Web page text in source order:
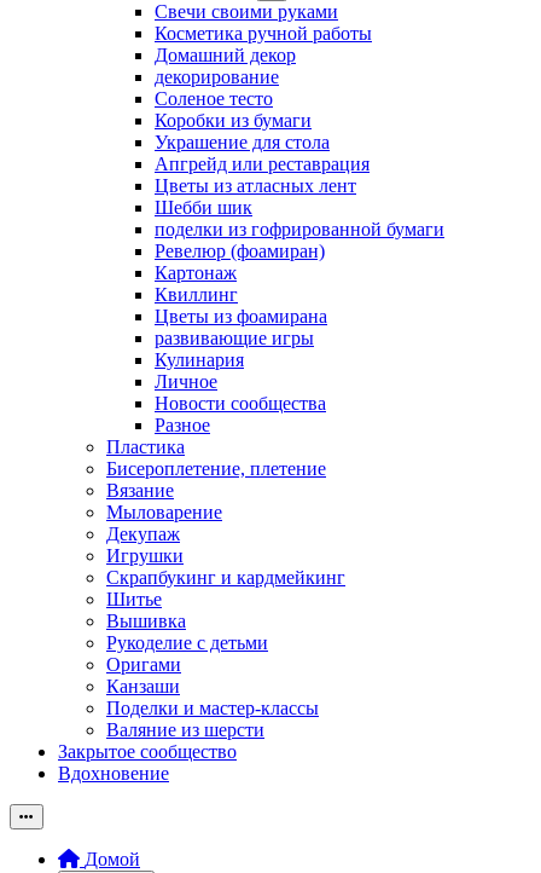
Свечи своими руками
Косметика ручной работы
Домашний декор
декорирование
Соленое тесто
Коробки из бумаги
Украшение для стола
Апгрейд или реставрация
Цветы из атласных лент
Шебби шик
поделки из гофрированной бумаги
Ревелюр (фоамиран)
Картонаж
Квиллинг
Цветы из фоамирана
развивающие игры
Кулинария
Личное
Новости сообщества
Разное
Пластика
Бисероплетение, плетение
Вязание
Мыловарение
Декупаж
Игрушки
Скрапбукинг и кардмейкинг
Шитье
Вышивка
Рукоделие с детьми
Оригами
Канзаши
Поделки и мастер-классы
Валяние из шерсти
Закрытое сообщество
Вдохновение
Домой